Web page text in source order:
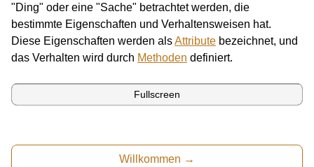
"Ding" oder eine "Sache" betrachtet werden, die
bestimmte Eigenschaften und Verhaltensweisen hat.
Diese Eigenschaften werden alsAttribute bezeichnet, und
das Verhalten wird durch Methoden definiert.
Fullscreen
Willkommen